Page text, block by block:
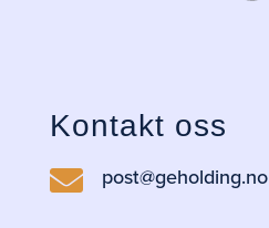
Kontakt oss
 post@geholding.no